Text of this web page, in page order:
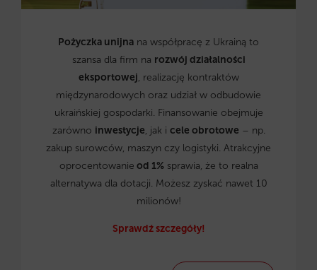
Pożyczka unijna na współpracę z Ukrainą to
szansa dla firm na rozwój działalności
eksportowej, realizację kontraktów
międzynarodowych oraz udział w odbudowie
ukraińskiej gospodarki. Finansowanie obejmuje
zarówno inwestycje, jak i cele obrotowe – np.
zakup surowców, maszyn czy logistyki. Atrakcyjne
oprocentowanie od 1%sprawia, że to realna
alternatywa dla dotacji. Możesz zyskać nawet 10
milionów!
Sprawdź szczegóły!